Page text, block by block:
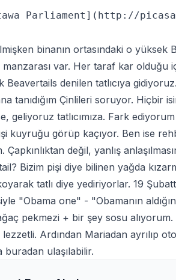
Parliament](http://
binanın ortasındaki o yüksek
var. Her taraf kar
Beavertails denilen tatlıcıya
tanıdığım Çinlileri soruyor. Hiçbir
geliyoruz tatlıcımıza. Fark
kuyruğu görüp kaçıyor. Ben ise
Çapkınlıktan değil, yanlış
Bizim pişi diye bilinen yağda
tatlı diye yediriyorlar. 19
"Obama one" - "Obamanın
pekmezi + bir şey sosu alıyorum.
Ardından Mariadan ayrılıp
buradan ulaşılabilir.